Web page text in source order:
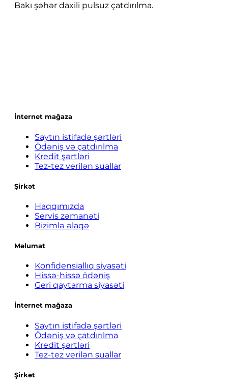
Bakı şəhər daxili pulsuz çatdırılma.
İnternet mağaza
Saytın istifadə şərtləri
Ödəniş və çatdırılma
Kredit şərtləri
Tez-tez verilən suallar
Şirkət
Haqqımızda
Servis zəmanəti
Bizimlə əlaqə
Məlumat
Konfidensiallıq siyasəti
Hissə-hissə ödəniş
Geri qaytarma siyasəti
İnternet mağaza
Saytın istifadə şərtləri
Ödəniş və çatdırılma
Kredit şərtləri
Tez-tez verilən suallar
Şirkət